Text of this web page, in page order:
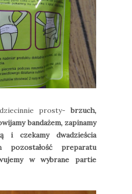
prosty- brzuch,
bandażem, zapinamy
i czekamy dwadzieścia
preparatu
w wybrane partie